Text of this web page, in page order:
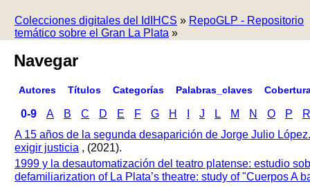
Colecciones digitales del IdIHCS » RepoGLP - Repositorio
temático sobre el Gran La Plata »
Navegar
Autores Títulos Categorías Palabras_claves
0-9 A B C D E F G H J L M N O P
R
A 15 años de la segunda desaparición de Jorge Julio
exigir justicia , (2021).
1999 y la desautomatización del teatro platense: estudio
defamiliarization of La Plata’s theatre: study of "Cuerpos A